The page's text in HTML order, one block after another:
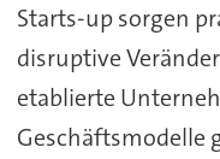
Starts-up sorgen
disruptive
etablierte
Geschäftsmodelle